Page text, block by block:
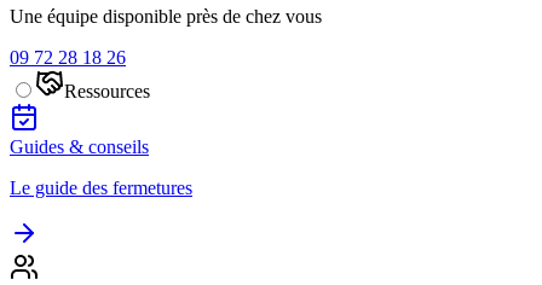
Une équipe disponible près de chez vous
09 72 28 18 26
Ressources
Guides & conseils
Le guide des fermetures